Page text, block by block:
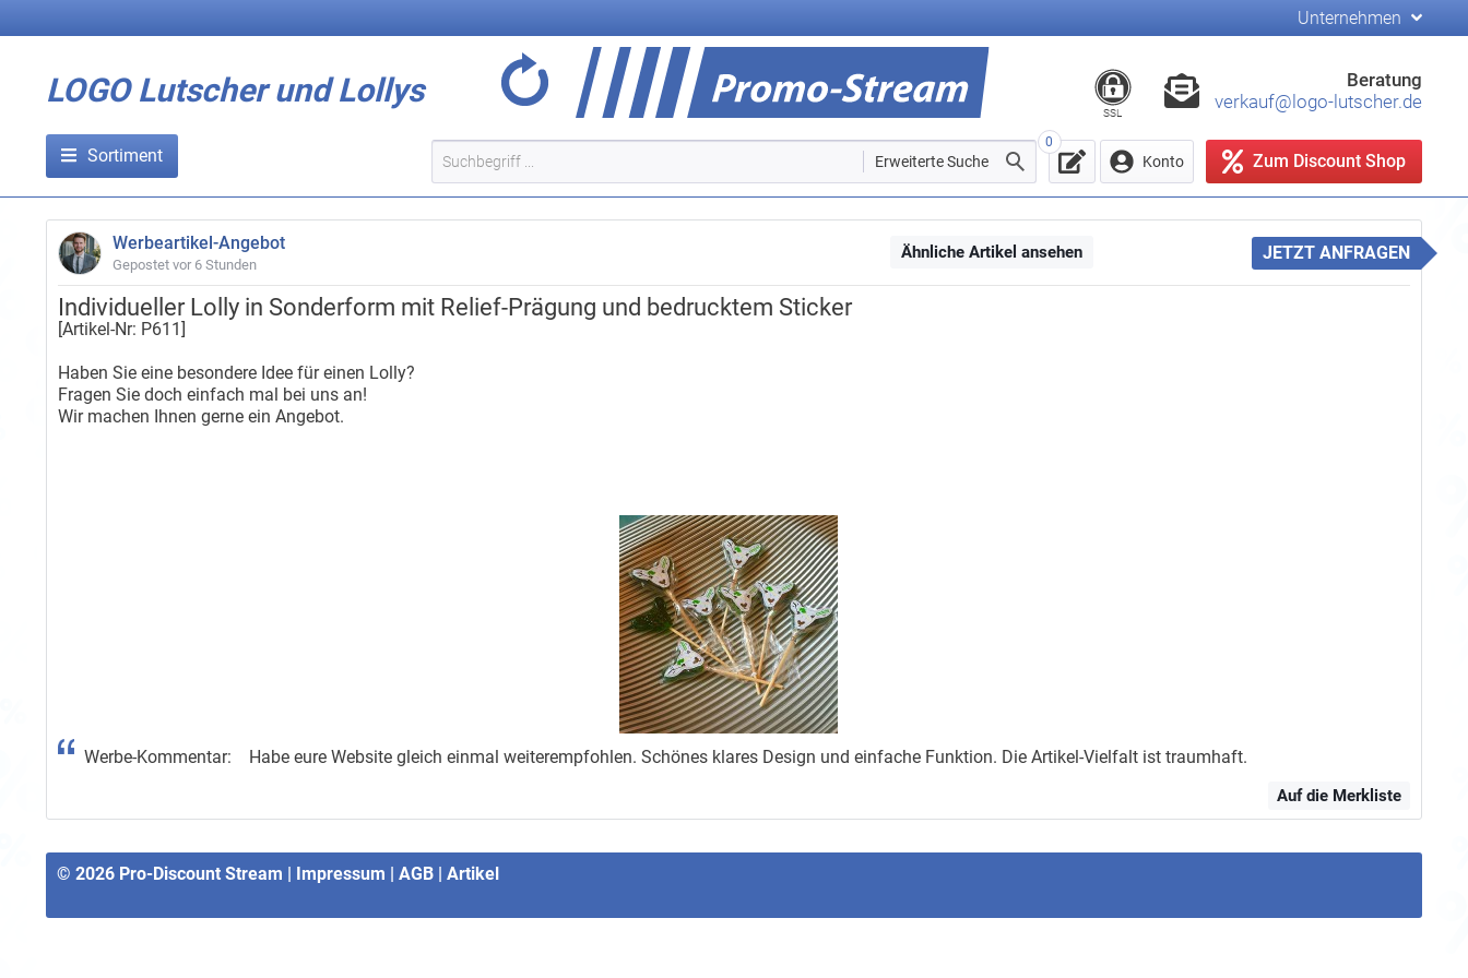
Unternehmen
LOGO Lutscher und Lollys
Sortiment Erweiterte Suche
SSL
Beratung
verkauf@logo-lutscher.de
0
Konto Zum Discount Shop
Werbeartikel-Angebot
Gepostet vor 6 Stunden
Individueller Lolly in Sonderform mit Relief-Prägung und bedrucktem Sticker
[Artikel-Nr: P611]
Haben Sie eine besondere Idee für einen Lolly?
Fragen Sie doch einfach mal bei uns an!
Wir machen Ihnen gerne ein Angebot.
JETZT ANFRAGEN
Werbe-Kommentar: Habe eure Website gleich einmal weiterempfohlen. Schönes klares Design und einfache Funktion. Die Artikel-Vielfalt ist traumhaft.
Auf die Merkliste
Ähnliche Artikel ansehen
© 2026 Pro-Discount Stream | Impressum | AGB | Artikel